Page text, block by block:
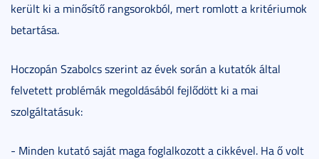
került ki a minősítő rangsorokból, mert romlott a kritériumok
betartása.
Hoczopán Szabolcs szerint az évek során a kutatók által
felvetett problémák megoldásából fejlődött ki a mai
szolgáltatásuk:
- Minden kutató saját maga foglalkozott a cikkével. Ha ő volt